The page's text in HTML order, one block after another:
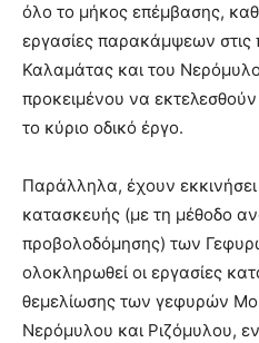
όλο το μήκος επέμβασης,
εργασίες παρακάμψεων στις
Καλαμάτας και του
προκειμένου να
το κύριο οδικό έργο.
Παράλληλα, έχουν εκκινήσει
κατασκευής (με τη μέθοδο
προβολοδόμησης) των
ολοκληρωθεί οι εργασίες
θεμελίωσης των γεφυρών
Νερόμυλου και Ριζόμυλου,